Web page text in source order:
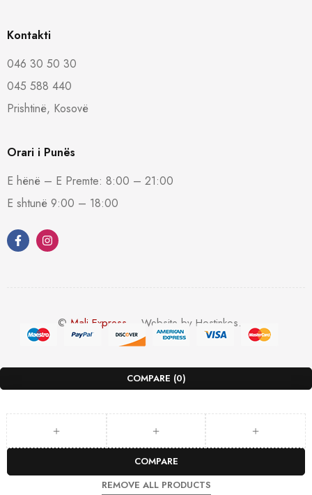
Kontakti
046 30 50 30
045 588 440
Prishtinë, Kosovë
Orari i Punës
E hënë – E Premte: 8:00 – 21:00
E shtunë 9:00 – 18:00
© Mali Express – Website by Hostinkos.
COMPARE (0)
COMPARE
REMOVE ALL PRODUCTS